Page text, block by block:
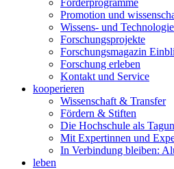
Förderprogramme
Promotion und
Wissens- und
Forschungsprojekte
Forschungsmagazin
Forschung erleben
Kontakt und Service
kooperieren
Wissenschaft & Transfer
Fördern & Stiften
Die Hochschule als
Mit Expertinnen und
In Verbindung bleiben:
leben